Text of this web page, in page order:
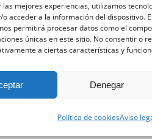
las mejores experiencias, utilizamos
acceder a la información del dispositivo.
permitirá procesar datos como el
únicas en este sitio. No consentir o
a ciertas características y
Denegar
Política de cookiesAviso